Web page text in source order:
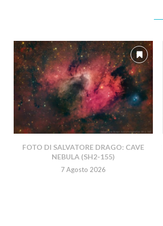
FOTO DI SALVATORE DRAGO: CAVE
NEBULA (SH2-155)
7 Agosto 2026